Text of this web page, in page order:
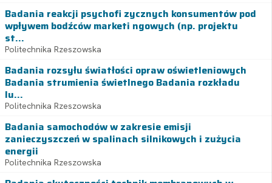
Badania reakcji psychofi zycznych konsumentów pod
wpływem bodźców marketi ngowych (np. projektu
st...
Politechnika Rzeszowska
Badania rozsyłu światłości opraw oświetleniowych
Badania strumienia świetlnego Badania rozkładu
lu...
Politechnika Rzeszowska
Badania samochodów w zakresie emisji
zanieczyszczeń w spalinach silnikowych i zużycia
energii
Politechnika Rzeszowska